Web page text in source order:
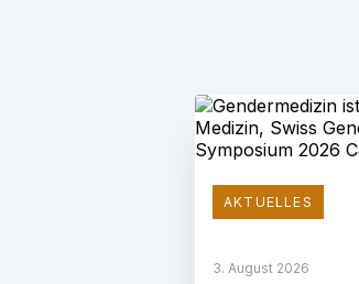
AKTUELLES
3. August 2026